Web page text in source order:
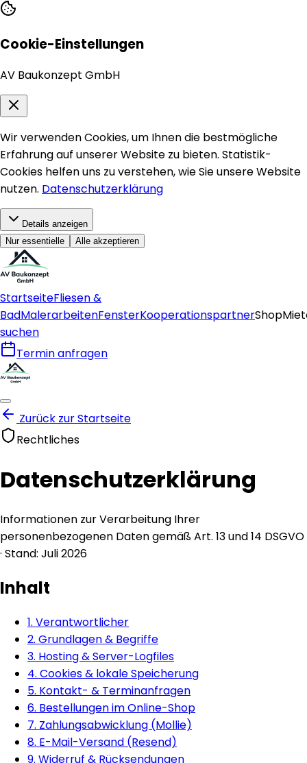
Cookie-Einstellungen
AV Baukonzept GmbH
Wir verwenden Cookies, um Ihnen die bestmögliche
Erfahrung auf unserer Website zu bieten. Statistik-
Cookies helfen uns zu verstehen, wie Sie unsere Website
nutzen. Datenschutzerklärung
Details anzeigen
Nur essentielle
Alle akzeptieren
StartseiteFliesen &
BadMalerarbeitenFensterKooperationspartnerShop
suchen
Termin anfragen
Zurück zur Startseite
Rechtliches
Datenschutzerklärung
Informationen zur Verarbeitung Ihrer
personenbezogenen Daten gemäß Art. 13 und 14 DSGVO
· Stand: Juli 2026
Inhalt
1. Verantwortlicher
2. Grundlagen & Begriffe
3. Hosting & Server-Logfiles
4. Cookies & lokale Speicherung
5. Kontakt- & Terminanfragen
6. Bestellungen im Online-Shop
7. Zahlungsabwicklung (Mollie)
8. E-Mail-Versand (Resend)
9. Widerruf & Rücksendungen